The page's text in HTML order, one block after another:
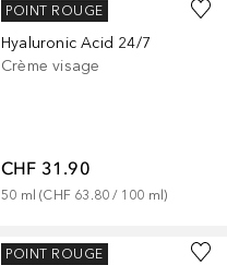
AHAVA
Hyaluronic Acid 24/7
Crème visage
CHF 31.90
50 ml (CHF 63.80 / 100 ml)
POINT ROUGE
BELIF
POINT ROUGE